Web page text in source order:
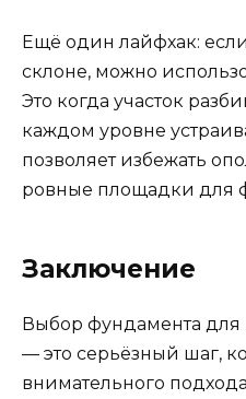
Ещё один лайфхак:
склоне, можно
Это когда участок
каждом уровне
позволяет избежать
ровные площадки для
Заключение
Выбор фундамента для
— это серьёзный шаг,
внимательного